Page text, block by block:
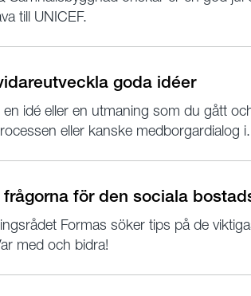
till UNICEF.
goda idéer
en idé eller en utmaning som du gått
eller kanske medborgardialog
för den sociala
Formas söker tips på de
med och bidra!